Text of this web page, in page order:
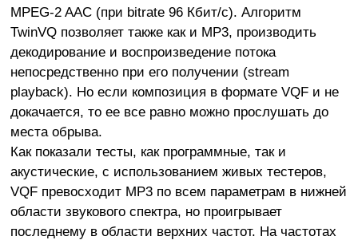
MPEG-2 AAC (при bitrate 96 Кбит/с). Алгоритм
TwinVQ позволяет также как и MP3, производить
декодирование и воспроизведение потока
непосредственно при его получении (stream
playback). Но если композиция в формате VQF и не
докачается, то ее все равно можно прослушать до
места обрыва.
Как показали тесты, как программные, так и
акустические, с использованием живых тестеров,
VQF превосходит МР3 по всем параметрам в нижней
области звукового спектра, но проигрывает
последнему в области верхних частот. На частотах